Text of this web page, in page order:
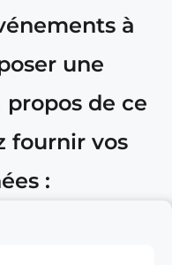
à
une
de ce
fournir vos
: